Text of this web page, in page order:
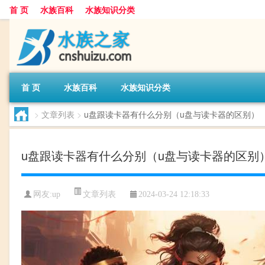
首 页 水族百科 水族知识分类
首 页 水族百科 水族知识分类
> 文章列表 > u盘跟读卡器有什么分别（u盘与读卡器的区别）
u盘跟读卡器有什么分别（u盘与读卡器的区别
网友:up 文章列表 2024-03-24 12:18:33